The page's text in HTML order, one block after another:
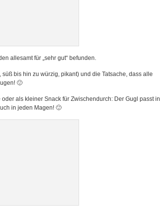
allesamt für „sehr gut“ befunden.
bis hin zu würzig, pikant) und die Tatsache, dass alle
🙂
als kleiner Snack für Zwischendurch: Der Gugl passt in
in jeden Magen! 🙂